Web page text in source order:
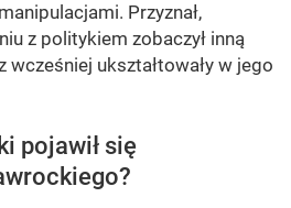
Przyznał,
z politykiem zobaczył inną
ukształtowały w jego
pojawił się